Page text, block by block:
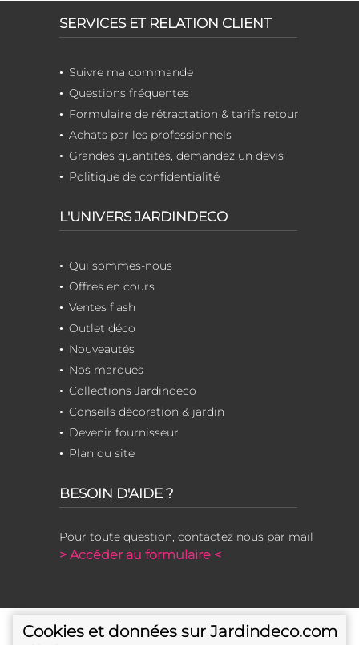
SERVICES ET RELATION CLIENT
Suivre ma commande
Questions fréquentes
Formulaire de rétractation & tarifs retour
Achats par les professionnels
Grandes quantités, demandez un devis
Politique de confidentialité
L'UNIVERS JARDINDECO
Qui sommes-nous
Offres en cours
Ventes flash
Outlet déco
Nouveautés
Nos marques
Collections Jardindeco
Conseils décoration & jardin
Devenir fournisseur
Plan du site
BESOIN D'AIDE ?
Pour toute question, contactez nous par mail
> Accéder au formulaire <
Cookies et données sur Jardindeco.com